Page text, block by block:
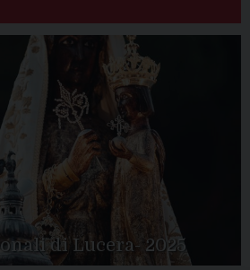
di Lucera- 2025